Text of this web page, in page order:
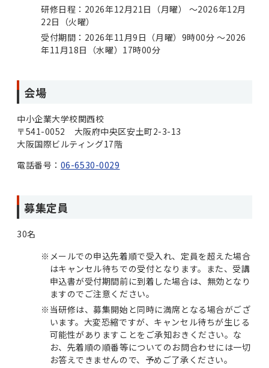
研修日程：2026年12月21日（月曜） ～2026年12月
22日（火曜）
受付期間：2026年11月9日（月曜）9時00分 ～2026
年11月18日（水曜）17時00分
会場
中小企業大学校関西校
〒541-0052 大阪府中央区安土町2-3-13
大阪国際ビルティング17階
電話番号： 06-6530-0029
募集定員
30名
※ メールでの申込先着順で受入れ、定員を超えた場合
はキャンセル待ちでの受付となります。また、受講
申込書が受付期間前に到着した場合は、無効となり
ますのでご注意ください。
※ 当研修は、募集開始と同時に満席となる場合がござ
います。大変恐縮ですが、キャンセル待ちが生じる
可能性がありますことをご承知おきください。な
お、先着順の順番等についてのお問合わせには一切
お答えできませんので、予めご了承ください。